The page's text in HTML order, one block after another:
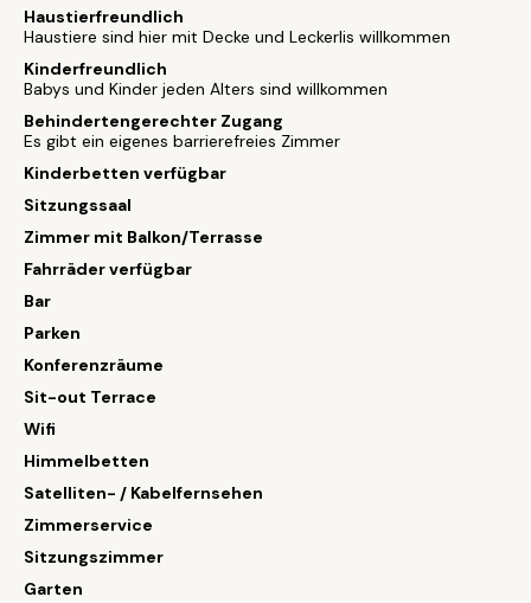
Haustierfreundlich
Haustiere sind hier mit Decke und Leckerlis willkommen
Kinderfreundlich
Babys und Kinder jeden Alters sind willkommen
Behindertengerechter Zugang
Es gibt ein eigenes barrierefreies Zimmer
Kinderbetten verfügbar
Sitzungssaal
Zimmer mit Balkon/Terrasse
Fahrräder verfügbar
Bar
Parken
Konferenzräume
Sit-out Terrace
Wifi
Himmelbetten
Satelliten- / Kabelfernsehen
Zimmerservice
Sitzungszimmer
Garten